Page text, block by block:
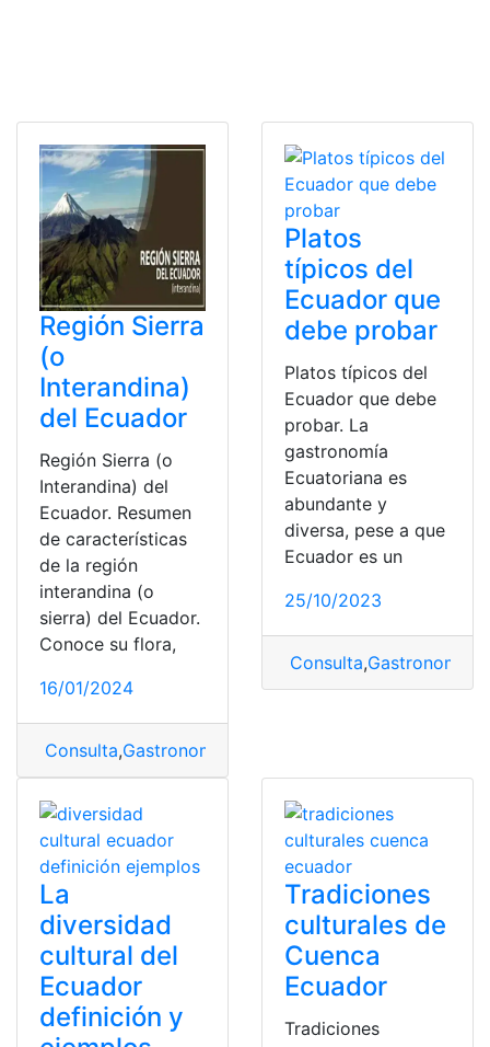
Región Sierra
(o
Interandina)
del Ecuador
Región Sierra (o
Interandina) del
Ecuador. Resumen
de características
de la región
interandina (o
sierra) del Ecuador.
Conoce su flora,
16/01/2024
Consulta,Gastronomía
Platos
típicos del
Ecuador que
debe probar
Platos típicos del
Ecuador que debe
probar. La
gastronomía
Ecuatoriana es
abundante y
diversa, pese a que
Ecuador es un
25/10/2023
Consulta,Gastronomía
La
diversidad
cultural del
Ecuador
definición y
Tradiciones
culturales de
Cuenca
Ecuador
Tradiciones